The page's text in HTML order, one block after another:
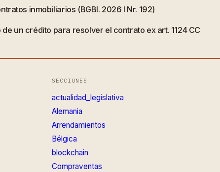
inmobiliarios (BGBl. 2026 I Nr. 192)
un crédito para resolver el contrato ex art. 1124 CC
SECCIONES
actualidad_legislativa
Alemania
Arrendamientos
Bélgica
blockchain
Compraventas